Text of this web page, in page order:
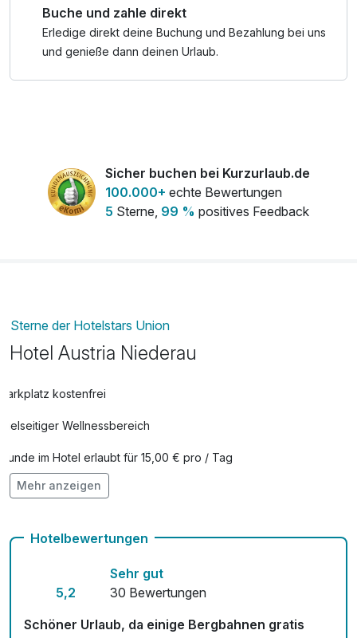
Buche und zahle direkt
Erledige direkt deine Buchung und Bezahlung bei uns
und genieße dann deinen Urlaub.
Sicher buchen bei Kurzurlaub.de
100.000+ echte Bewertungen
5 Sterne, 99 % positives Feedback
Sterne der Hotelstars Union
Hotel Austria Niederau
Parkplatz kostenfrei
Vielseitiger Wellnessbereich
Hunde im Hotel erlaubt für 15,00 € pro / Tag
kostenfreie Leihfahrräder
Mehr anzeigen
Hotelbewertungen
5,2
Sehr gut
30 Bewertungen
Schöner Urlaub, da einige Bergbahnen gratis